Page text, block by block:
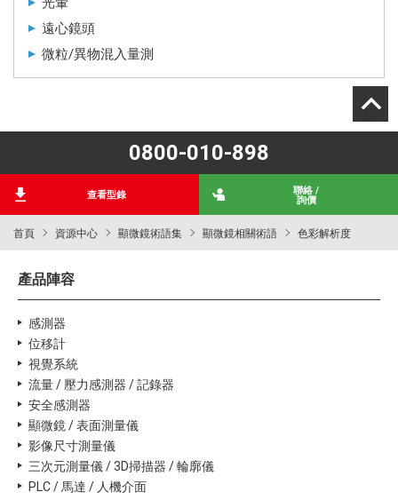
首頁 資源中心 顯微鏡術語集 顯微鏡相關術語 色彩解析度
遠心鏡頭
微粒/異物混入量測
0800-010-898
查看型錄
聯絡 /
詢價
產品陣容
感測器
位移計
視覺系統
流量 / 壓力感測器 / 記錄器
安全感測器
顯微鏡 / 表面測量儀
影像尺寸測量儀
三次元測量儀 / 3D掃描器 / 輪廓儀
PLC / 馬達 / 人機介面